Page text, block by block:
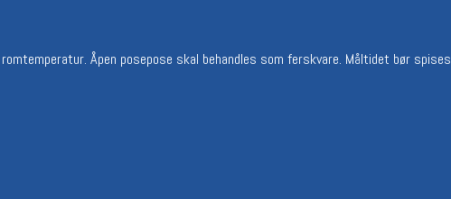
Åpen posepose skal behandles som ferskvare. Måltidet bør spises